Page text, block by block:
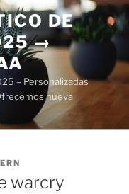
DE
→
– Personalizadas
nueva
warcry